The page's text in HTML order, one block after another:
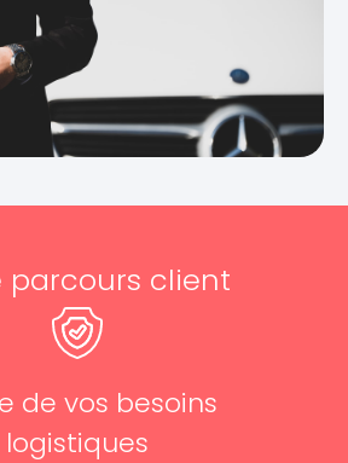
parcours client
de vos besoins
logistiques